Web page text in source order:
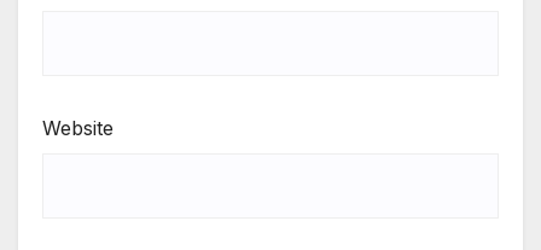
Website